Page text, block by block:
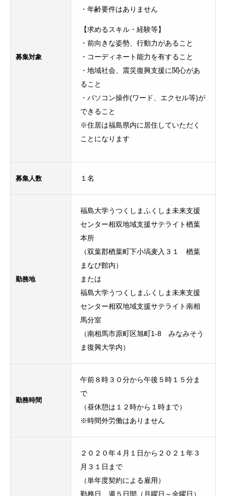
募集対象
・年齢要件はありません
【求めるスキル・経験等】
・前向きな姿勢、行動力があること
・コーディネート能力を有すること
・地域社会、震災復興支援に関心があ
ること
・パソコン操作(ワード、エクセル等)が
できること
※住居は福島県内に居住していただく
ことになります
募集人数 １名
勤務地
福島大学うつくしまふくしま未来支援
センター相双地域支援サテライト楢葉
本所
（双葉郡楢葉町下小塙麦入３１ 楢葉
まなび館内）
または
福島大学うつくしまふくしま未来支援
センター相双地域支援サテライト南相
馬分室
（南相馬市原町区旭町1-8 みなみそう
ま復興大学内）
勤務時間
午前８時３０分から午後５時１５分ま
で
（昼休憩は１２時から１時まで）
※時間外労働はありません
２０２０年４月１日から２０２１年３
月３１日まで
（単年度契約による雇用）
勤務日 週５日間（月曜日～金曜日）